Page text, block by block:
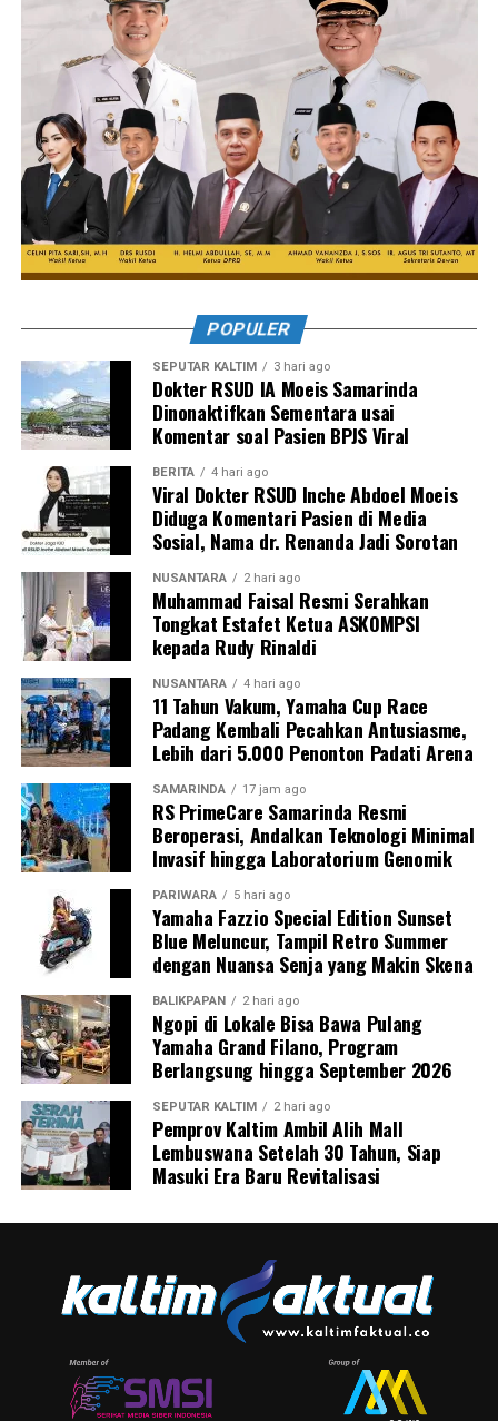
POPULER
SEPUTAR KALTIM 3 hari ago
Dokter RSUD IA Moeis Samarinda
Dinonaktifkan Sementara usai
Komentar soal Pasien BPJS Viral
BERITA 4 hari ago
Viral Dokter RSUD Inche Abdoel Moeis
Diduga Komentari Pasien di Media
Sosial, Nama dr. Renanda Jadi Sorotan
NUSANTARA 2 hari ago
Muhammad Faisal Resmi Serahkan
Tongkat Estafet Ketua ASKOMPSI
kepada Rudy Rinaldi
NUSANTARA 4 hari ago
11 Tahun Vakum, Yamaha Cup Race
Padang Kembali Pecahkan Antusiasme,
Lebih dari 5.000 Penonton Padati Arena
SAMARINDA 17 jam ago
RS PrimeCare Samarinda Resmi
Beroperasi, Andalkan Teknologi Minimal
Invasif hingga Laboratorium Genomik
PARIWARA 5 hari ago
Yamaha Fazzio Special Edition Sunset
Blue Meluncur, Tampil Retro Summer
dengan Nuansa Senja yang Makin Skena
BALIKPAPAN 2 hari ago
Ngopi di Lokale Bisa Bawa Pulang
Yamaha Grand Filano, Program
Berlangsung hingga September 2026
SEPUTAR KALTIM 2 hari ago
Pemprov Kaltim Ambil Alih Mall
Lembuswana Setelah 30 Tahun, Siap
Masuki Era Baru Revitalisasi